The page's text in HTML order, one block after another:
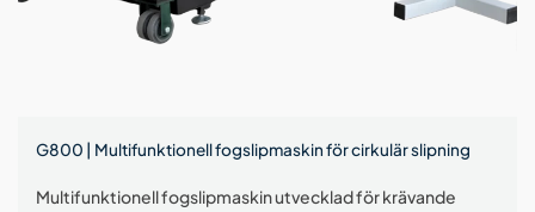
G800 | Multifunktionell fogslipmaskin för cirkulär slipning
Multifunktionell fogslipmaskin utvecklad för krävande